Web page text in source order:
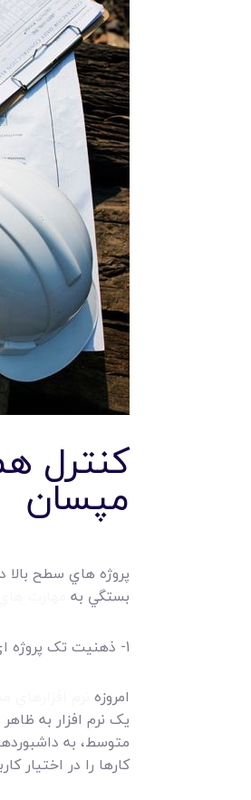
کنترل
مپسان
پروژه هاي سطح بالا
بستگي به
1- ذهنيت تک پروژه اي بودن را فراموش کنيد.
امروزه
يک نرم افزار به
متوسط، به
کارها را در اختيار